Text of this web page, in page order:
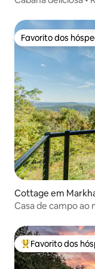
Favorito dos
Favorito dos
Cottage em
Casa de campo ao
Favoritos dos
Favorito dos